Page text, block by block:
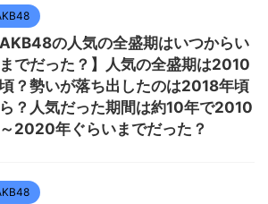
AKB48の人気の全盛期はいつからい
でだった？】人気の全盛期は2010
？勢いが落ち出したのは2018年頃
？人気だった期間は約10年で2010
2020年ぐらいまでだった？